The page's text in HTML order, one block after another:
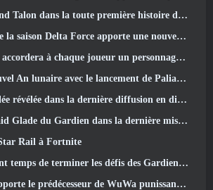
première histoire d'un an dans Overwatch (Pas de "2", Blizzard abandonne ça)
apporte une nouvelle carte, Modes, Et améliorations demandées par les joueurs
à chaque joueur un personnage six étoiles gratuit de son choix
le lancement de Palia's Winter Wonder: Mise à jour du Nouvel An de Riffrocin
révélée dans la dernière diffusion en direct
dans la dernière mise à jour de Guild Wars 2, à partir d'aujourd'hui
Rail à Fortnite
les défis des Gardiens de la Flamme sur Path of Exile pendant Legacy Of Phrecia
prédécesseur de WuWa punissant Grey Raven sur Steam